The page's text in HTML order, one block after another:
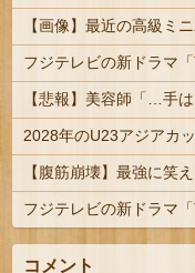
【画像】最近の高級ミ
【悲報】美容師「…手
コメント